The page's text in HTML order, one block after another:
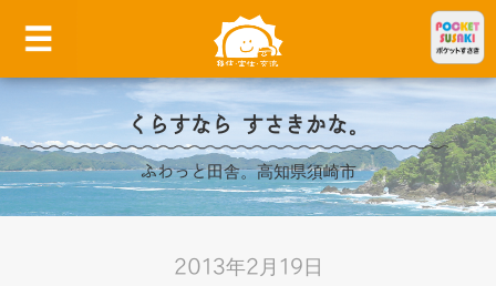
くらすなら すさきかな。
ふわっと田舎。高知県須崎市
2013年2月19日